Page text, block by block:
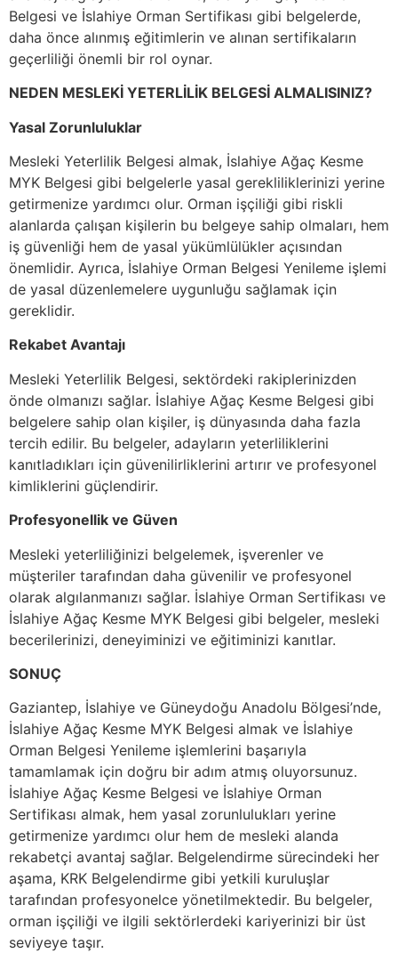
Belgesi ve İslahiye Orman Sertifikası gibi belgelerde,
daha önce alınmış eğitimlerin ve alınan sertifikaların
geçerliliği önemli bir rol oynar.
NEDEN MESLEKİ YETERLİLİK BELGESİ ALMALISINIZ?
Yasal Zorunluluklar
Mesleki Yeterlilik Belgesi almak, İslahiye Ağaç Kesme
MYK Belgesi gibi belgelerle yasal gerekliliklerinizi yerine
getirmenize yardımcı olur. Orman işçiliği gibi riskli
alanlarda çalışan kişilerin bu belgeye sahip olmaları, hem
iş güvenliği hem de yasal yükümlülükler açısından
önemlidir. Ayrıca, İslahiye Orman Belgesi Yenileme işlemi
de yasal düzenlemelere uygunluğu sağlamak için
gereklidir.
Rekabet Avantajı
Mesleki Yeterlilik Belgesi, sektördeki rakiplerinizden
önde olmanızı sağlar. İslahiye Ağaç Kesme Belgesi gibi
belgelere sahip olan kişiler, iş dünyasında daha fazla
tercih edilir. Bu belgeler, adayların yeterliliklerini
kanıtladıkları için güvenilirliklerini artırır ve profesyonel
kimliklerini güçlendirir.
Profesyonellik ve Güven
Mesleki yeterliliğinizi belgelemek, işverenler ve
müşteriler tarafından daha güvenilir ve profesyonel
olarak algılanmanızı sağlar. İslahiye Orman Sertifikası ve
İslahiye Ağaç Kesme MYK Belgesi gibi belgeler, mesleki
becerilerinizi, deneyiminizi ve eğitiminizi kanıtlar.
SONUÇ
Gaziantep, İslahiye ve Güneydoğu Anadolu Bölgesi’nde,
İslahiye Ağaç Kesme MYK Belgesi almak ve İslahiye
Orman Belgesi Yenileme işlemlerini başarıyla
tamamlamak için doğru bir adım atmış oluyorsunuz.
İslahiye Ağaç Kesme Belgesi ve İslahiye Orman
Sertifikası almak, hem yasal zorunlulukları yerine
getirmenize yardımcı olur hem de mesleki alanda
rekabetçi avantaj sağlar. Belgelendirme sürecindeki her
aşama, KRK Belgelendirme gibi yetkili kuruluşlar
tarafından profesyonelce yönetilmektedir. Bu belgeler,
orman işçiliği ve ilgili sektörlerdeki kariyerinizi bir üst
seviyeye taşır.